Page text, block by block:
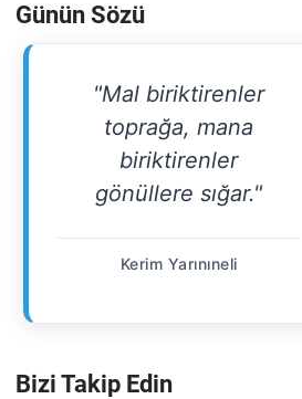
Günün Sözü
"Mal biriktirenler
toprağa, mana
biriktirenler
gönüllere sığar."
Kerim Yarınıneli
Bizi Takip Edin